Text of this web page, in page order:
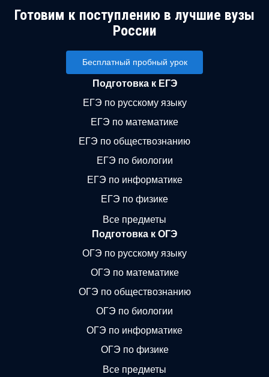
Готовим к поступлению в лучшие вузы
России
Бесплатный пробный урок
Подготовка к ЕГЭ
ЕГЭ по русскому языку
ЕГЭ по математике
ЕГЭ по обществознанию
ЕГЭ по биологии
ЕГЭ по информатике
ЕГЭ по физике
Все предметы
Подготовка к ОГЭ
ОГЭ по русскому языку
ОГЭ по математике
ОГЭ по обществознанию
ОГЭ по биологии
ОГЭ по информатике
ОГЭ по физике
Все предметы